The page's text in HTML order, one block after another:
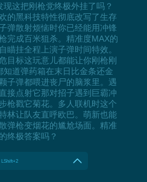
这把刚枪党终极外挂了吗？
的黑科技特性彻底改写了生存
弹散射烦恼时你已经能用冲锋
完成百米狙杀。精准度MAX的
瞄挂全程上演子弹时间特效。
目标这玩意儿都能让你刚枪刚
道弹药箱在末日比金条还金
子弹都喂进丧尸的脑浆里。遇
接点射它那对招子遇到巨霸冲
枪戳它菊花。多人联机时这个
林让队友直呼欧巴。萌新也能
弹枪变烟花的尴尬场面。精准
终极答案吗？
LShift+2